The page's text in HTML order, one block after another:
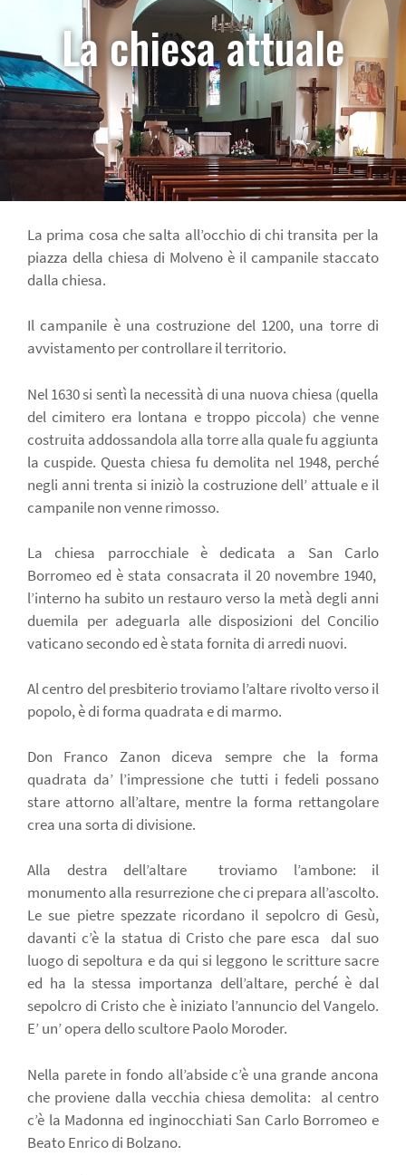
La chiesa attuale
La prima cosa che salta all’occhio di chi transita per la
piazza della chiesa di Molveno è il campanile staccato
dalla chiesa.
Il campanile è una costruzione del 1200, una torre di
avvistamento per controllare il territorio.
Nel 1630 si sentì la necessità di una nuova chiesa (quella
del cimitero era lontana e troppo piccola) che venne
costruita addossandola alla torre alla quale fu aggiunta
la cuspide. Questa chiesa fu demolita nel 1948, perché
negli anni trenta si iniziò la costruzione dell’ attuale e il
campanile non venne rimosso.
La chiesa parrocchiale è dedicata a San Carlo
Borromeo ed è stata consacrata il 20 novembre 1940,
l’interno ha subito un restauro verso la metà degli anni
duemila per adeguarla alle disposizioni del Concilio
vaticano secondo ed è stata fornita di arredi nuovi.
Al centro del presbiterio troviamo l’altare rivolto verso il
popolo, è di forma quadrata e di marmo.
Don Franco Zanon diceva sempre che la forma
quadrata da’ l’impressione che tutti i fedeli possano
stare attorno all’altare, mentre la forma rettangolare
crea una sorta di divisione.
Alla destra dell’altare
troviamo l’ambone: il
monumento alla resurrezione che ci prepara all’ascolto.
Le sue pietre spezzate ricordano il sepolcro di Gesù,
davanti c’è la statua di Cristo che pare esca dal suo
luogo di sepoltura e da qui si leggono le scritture sacre
ed ha la stessa importanza dell’altare, perché è dal
sepolcro di Cristo che è iniziato l’annuncio del Vangelo.
E’ un’ opera dello scultore Paolo Moroder.
Nella parete in fondo all’abside c’è una grande ancona
che proviene dalla vecchia chiesa demolita: al centro
c’è la Madonna ed inginocchiati San Carlo Borromeo e
Beato Enrico di Bolzano.